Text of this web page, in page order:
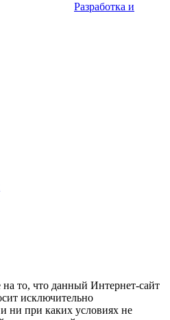
Разработка и
то, что данный Интернет-сайт
исключительно
ни при каких условиях не